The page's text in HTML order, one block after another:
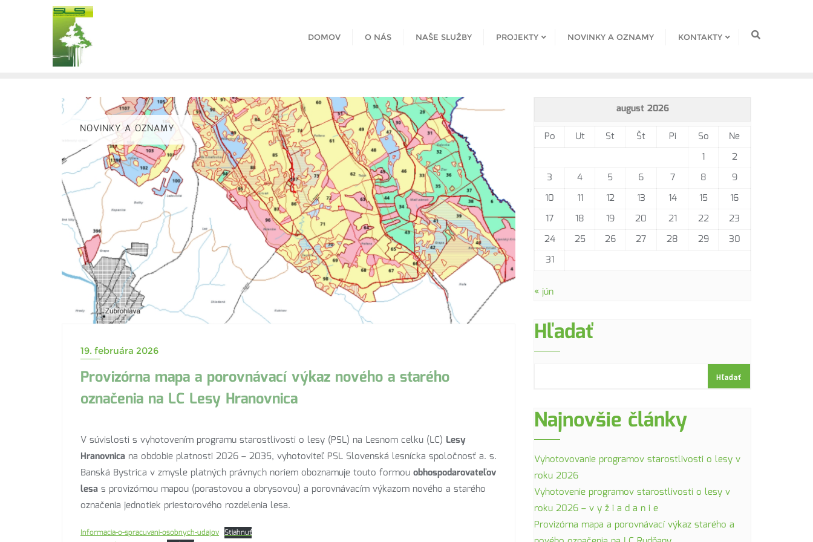
DOMOV O NÁS NAŠE SLUŽBY PROJEKTY NOVINKY A OZNAMY KONTAKTY
NOVINKY A OZNAMY
19. februára 2026
Provizórna mapa a porovnávací výkaz nového a starého
označenia na LC Lesy Hranovnica
V súvislosti s vyhotovením programu starostlivosti o lesy (PSL) na Lesnom celku (LC) Lesy
Hranovnica na obdobie platnosti 2026 – 2035, vyhotoviteľ PSL Slovenská lesnícka spoločnosť a. s.
Banská Bystrica v zmysle platných právnych noriem oboznamuje touto formou obhospodarovateľov
lesa s provizórnou mapou (porastovou a obrysovou) a porovnávacím výkazom nového a starého
označenia jednotiek priestorového rozdelenia lesa.
Informacia-o-spracuvani-osobnych-udajov Stiahnuť
august 2026
Po
Ut St Št Pi So
Ne
1
2
3
4 5 6 7 8
9
10
11 12 13 14 15
16
17
18 19 20 21 22
23
24
25 26 27 28 29
30
31
« jún
Hľadať
Hľadať
Najnovšie články
Vyhotovovanie programov starostlivosti o lesy v
roku 2026
Vyhotovenie programov starostlivosti o lesy v
roku 2026 – v y ž i a d a n i e
Provizórna mapa a porovnávací výkaz starého a